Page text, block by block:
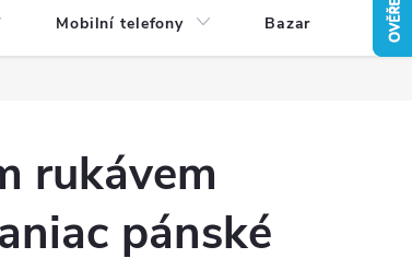
Mobilní telefony Bazar Servis
rukávem
pánské